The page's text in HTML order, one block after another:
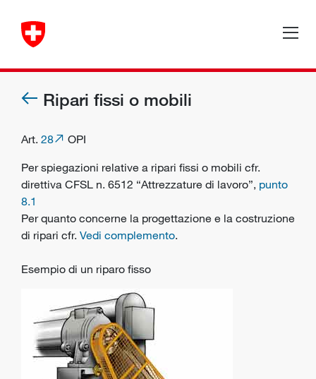
Ripari fissi o mobili
Art. 28
OPI
Per spiegazioni relative a ripari fissi o mobili cfr.
direttiva CFSL n. 6512 “Attrezzature di lavoro”, punto
8.1
Per quanto concerne la progettazione e la costruzione
di ripari cfr. Vedi complemento.
Esempio di un riparo fisso